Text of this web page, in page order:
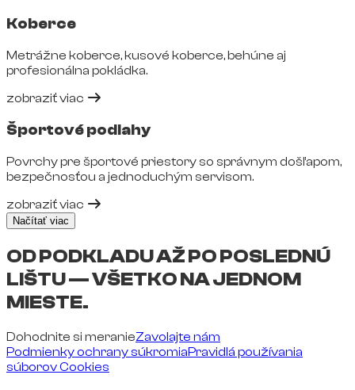
Koberce
Metrážne koberce, kusové koberce, behúne aj
profesionálna pokládka.
zobraziť viac
Športové podlahy
Povrchy pre športové priestory so správnym došľapom,
bezpečnosťou a jednoduchým servisom.
zobraziť viac
Načítať viac
OD PODKLADU AŽ PO POSLEDNÚ
LIŠTU — VŠETKO NA JEDNOM
MIESTE.
Dohodnite si meranieZavolajte nám
Podmienky ochrany súkromiaPravidlá používania
súborov Cookies